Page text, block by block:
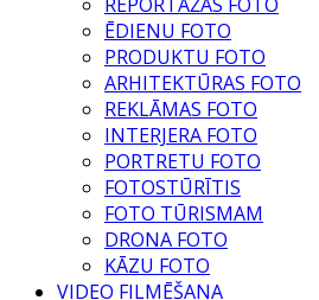
ĒDIENU FOTO
PRODUKTU FOTO
ARHITEKTŪRAS FOTO
REKLĀMAS FOTO
INTERJERA FOTO
PORTRETU FOTO
FOTOSTŪRĪTIS
FOTO TŪRISMAM
DRONA FOTO
KĀZU FOTO
VIDEO FILMĒŠANA